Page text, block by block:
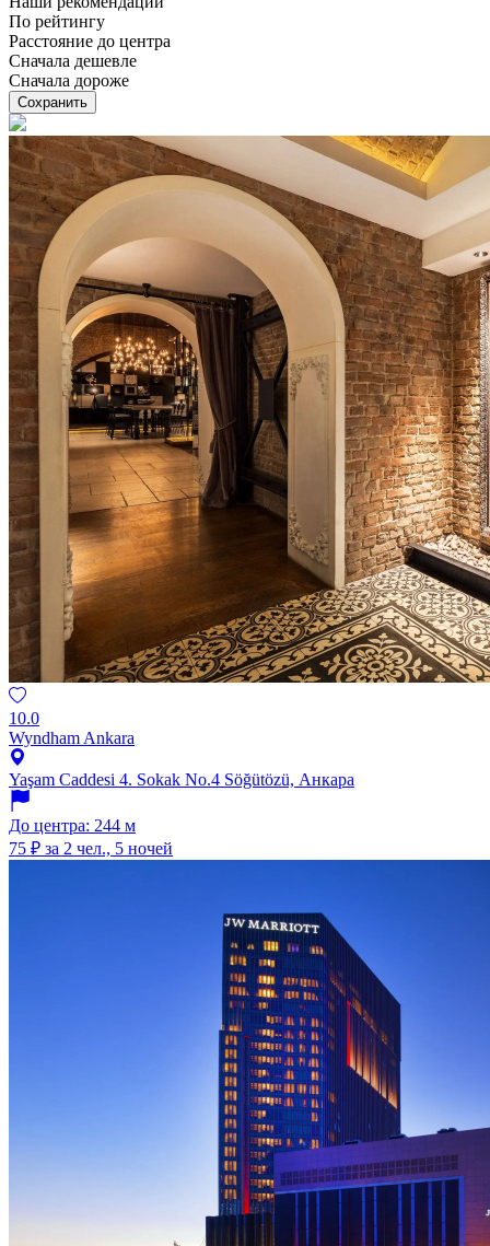
По рейтингу
Расстояние до центра
Сначала дешевле
Сначала дороже
Сохранить
10.0
Wyndham Ankara
Yaşam Caddesi 4. Sokak No.4 Söğütözü, Анкара
До центра: 244 м
75 ₽ за 2 чел., 5 ночей